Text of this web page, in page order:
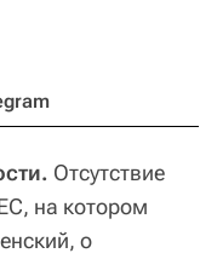
Отсутствие
на котором
о